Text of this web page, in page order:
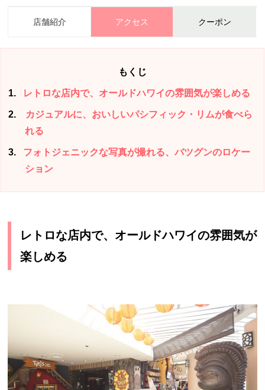
店舗紹介 アクセス クーポン
もくじ
1 レトロな店内で、オールドハワイの雰囲気が楽しめる
2
カジュアルに、おいしいパシフィック・リムが食べら
れる
3
フォトジェニックな写真が撮れる、バツグンのロケー
ション
レトロな店内で、オールドハワイの雰囲気が
楽しめる